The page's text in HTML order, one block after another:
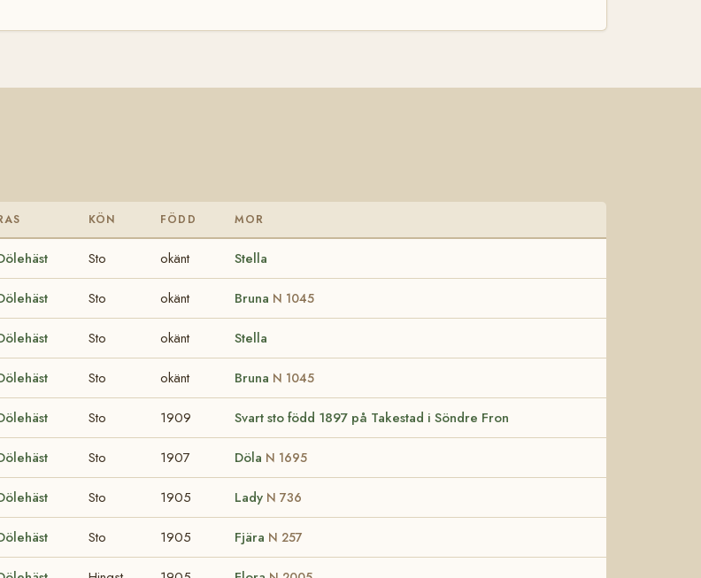
KÖN FÖDD MOR
Sto okänt Stella
Sto okänt Bruna N 1045
Sto okänt Stella
Sto okänt Bruna N 1045
Sto 1909 Svart sto född 1897 på Takestad i Söndre Fron
Sto 1907 Döla N 1695
Sto 1905 Lady N 736
Sto 1905 Fjära N 257